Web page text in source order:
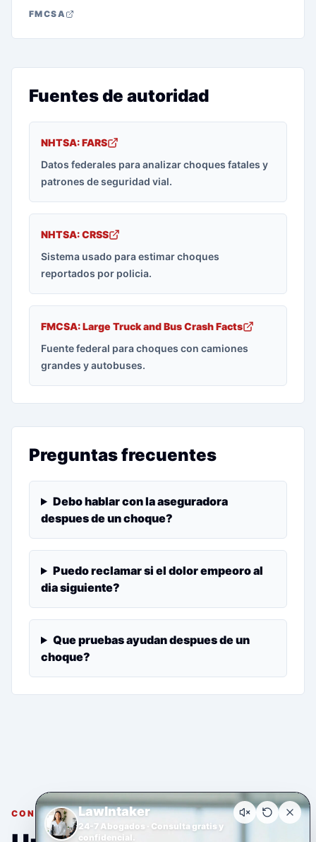
FMCSA
Fuentes de autoridad
NHTSA: FARS
Datos federales para analizar choques fatales y
patrones de seguridad vial.
NHTSA: CRSS
Sistema usado para estimar choques
reportados por policia.
FMCSA: Large Truck and Bus Crash Facts
Fuente federal para choques con camiones
grandes y autobuses.
Preguntas frecuentes
Debo hablar con la aseguradora
despues de un choque?
Puedo reclamar si el dolor empeoro al
dia siguiente?
Que pruebas ayudan despues de un
choque?
CONSULTA GRATUITA Y CONFIDENCIAL
LawIntaker
24-7 Abogados · Consulta gratis y
confidencial.